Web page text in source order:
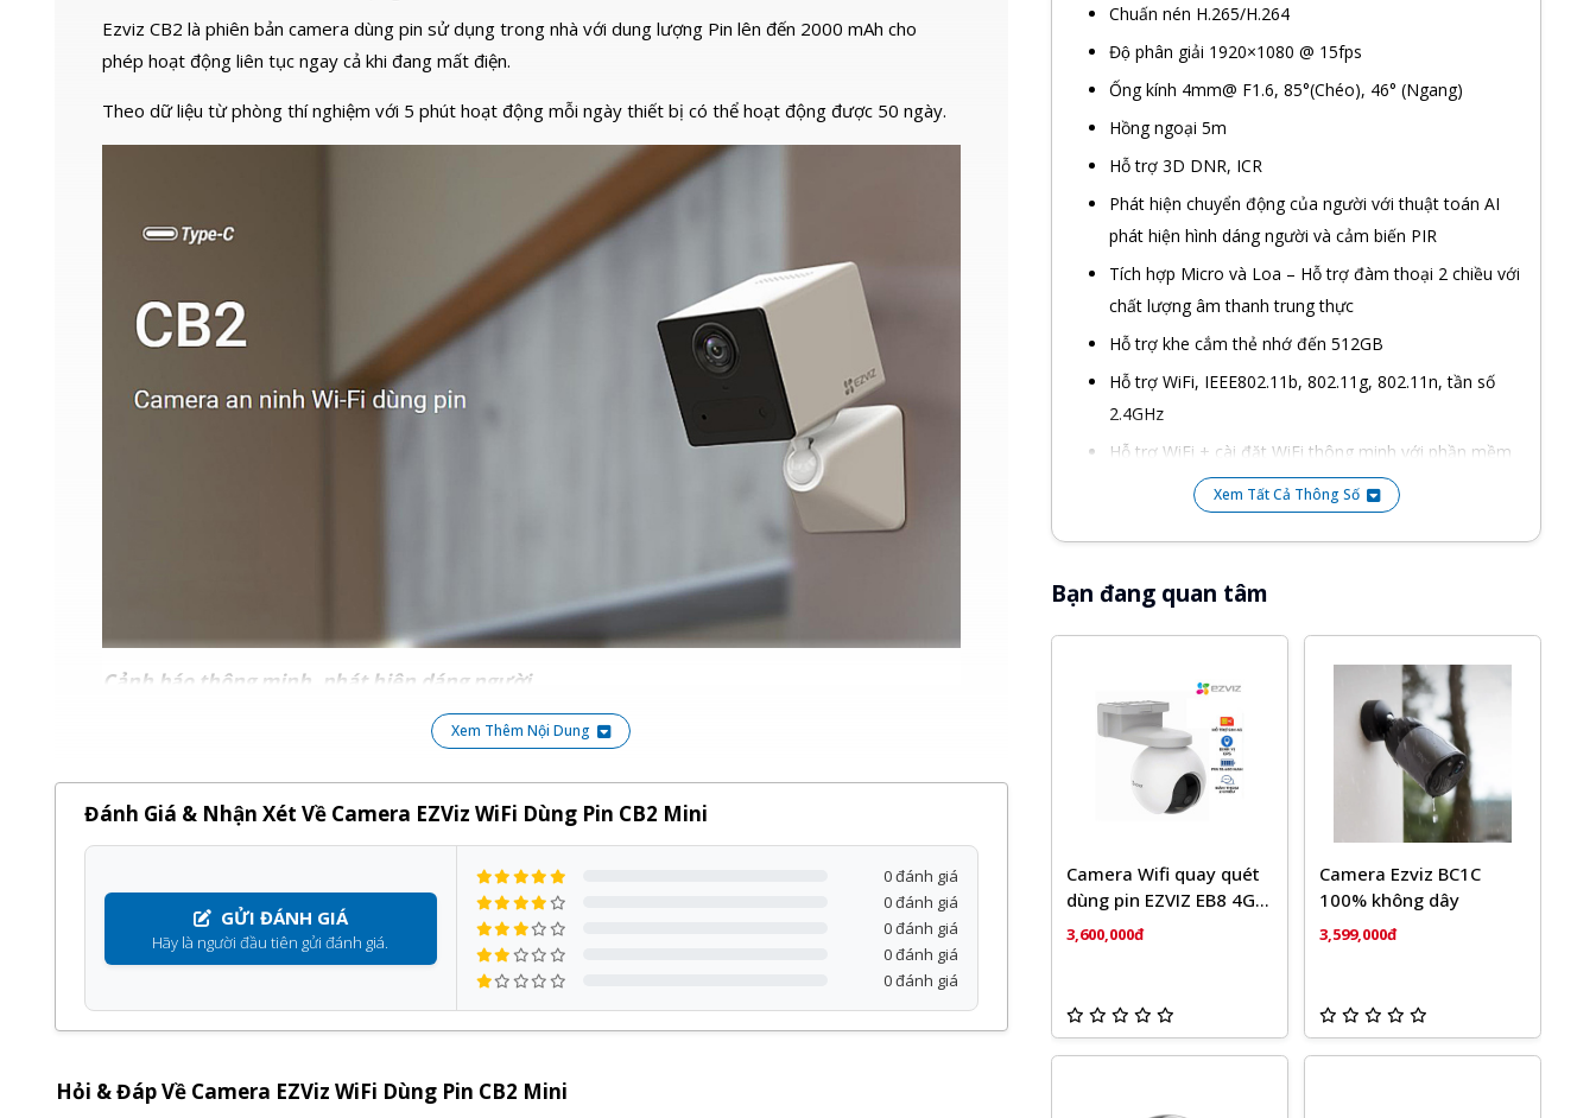
Ezviz CB2 là phiên bản camera dùng pin sử dụng trong nhà với dung lượng Pin lên đến 2000 mAh cho
phép hoạt động liên tục ngay cả khi đang mất điện.
Theo dữ liệu từ phòng thí nghiệm với 5 phút hoạt động mỗi ngày thiết bị có thể hoạt động được 50 ngày.
Cảnh báo thông minh, phát hiện dáng người
Nhờ công nghệ cảm biến PIR kết hợp thuật toán phát hiện dáng người, Camera CB2 sẽ giảm thiểu được tối
đa các báo động giả gây ảnh hưởng đến bạn.
Xem Thêm Nội Dung
Đánh Giá & Nhận Xét Về Camera EZViz WiFi Dùng Pin CB2 Mini
GỬI ĐÁNH GIÁ
Hãy là người đầu tiên gửi đánh giá.
0 đánh giá
0 đánh giá
0 đánh giá
0 đánh giá
0 đánh giá
Hỏi & Đáp Về Camera EZViz WiFi Dùng Pin CB2 Mini
Chuấn nén H.265/H.264
Độ phân giải 1920×1080 @ 15fps
Ống kính 4mm@ F1.6, 85°(Chéo), 46° (Ngang)
Hồng ngoại 5m
Hỗ trợ 3D DNR, ICR
Phát hiện chuyển động của người với thuật toán AI
phát hiện hình dáng người và cảm biến PIR
Tích hợp Micro và Loa – Hỗ trợ đàm thoại 2 chiều với
chất lượng âm thanh trung thực
Hỗ trợ khe cắm thẻ nhớ đến 512GB
Hỗ trợ WiFi, IEEE802.11b, 802.11g, 802.11n, tần số
2.4GHz
Hỗ trợ WiFi + cài đặt WiFi thông minh với phần mềm
EZVIZ – quá trình cài đặt chỉ mất vài phút với người
lần đầu sử dụng
độ tiết kiệm (hoạt động và ghi hình 5
Kích thước: 51,3 x 39,1 x 39,1 mm
Xem Tất Cả Thông Số
Bạn đang quan tâm
Camera Wifi quay quét
dùng pin EZVIZ EB8 4G
2K
3,600,000đ
Camera Ezviz BC1C
100% không dây
3,599,000đ